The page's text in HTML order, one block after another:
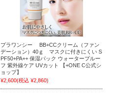
プラワンシー BB+CCクリーム（ファン
デーション）40ｇ マスクに付きにくい S
PF50+PA++ 保湿パック ウォータープルー
フ 紫外線ケア UVカット 【+ONE C公式シ
ョップ】
¥2,600(税込 ¥2,860)